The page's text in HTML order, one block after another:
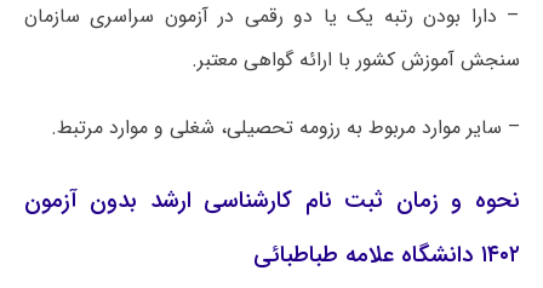
– دارا بودن رتبه یک یا دو رقمی در آزمون سراسری سازمان
سنجش آموزش کشور با ارائه گواهی معتبر.
– سایر موارد مربوط به رزومه تحصیلی، شغلی و موارد مرتبط.
نحوه و زمان ثبت نام کارشناسی ارشد بدون آزمون
۱۴۰۲ دانشگاه علامه طباطبائی